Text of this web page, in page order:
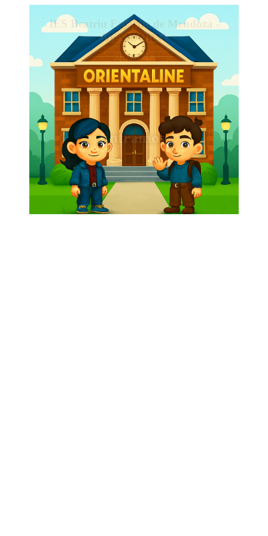
IES Beatriu Fajardo de Mendoza -
BENIDORM
2025/26
Entramos